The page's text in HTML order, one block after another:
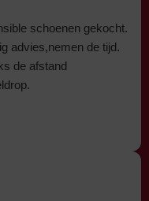
schoenen gekocht.
advies,nemen de tijd.
de afstand